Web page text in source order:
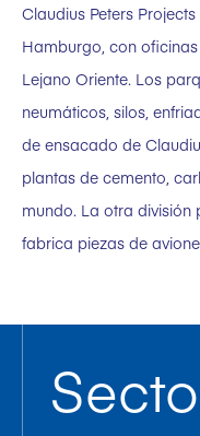
Claudius Peters
Hamburgo, con
Lejano Oriente. Los
neumáticos, silos,
de ensacado de
plantas de cemento,
mundo. La otra división
fabrica piezas de